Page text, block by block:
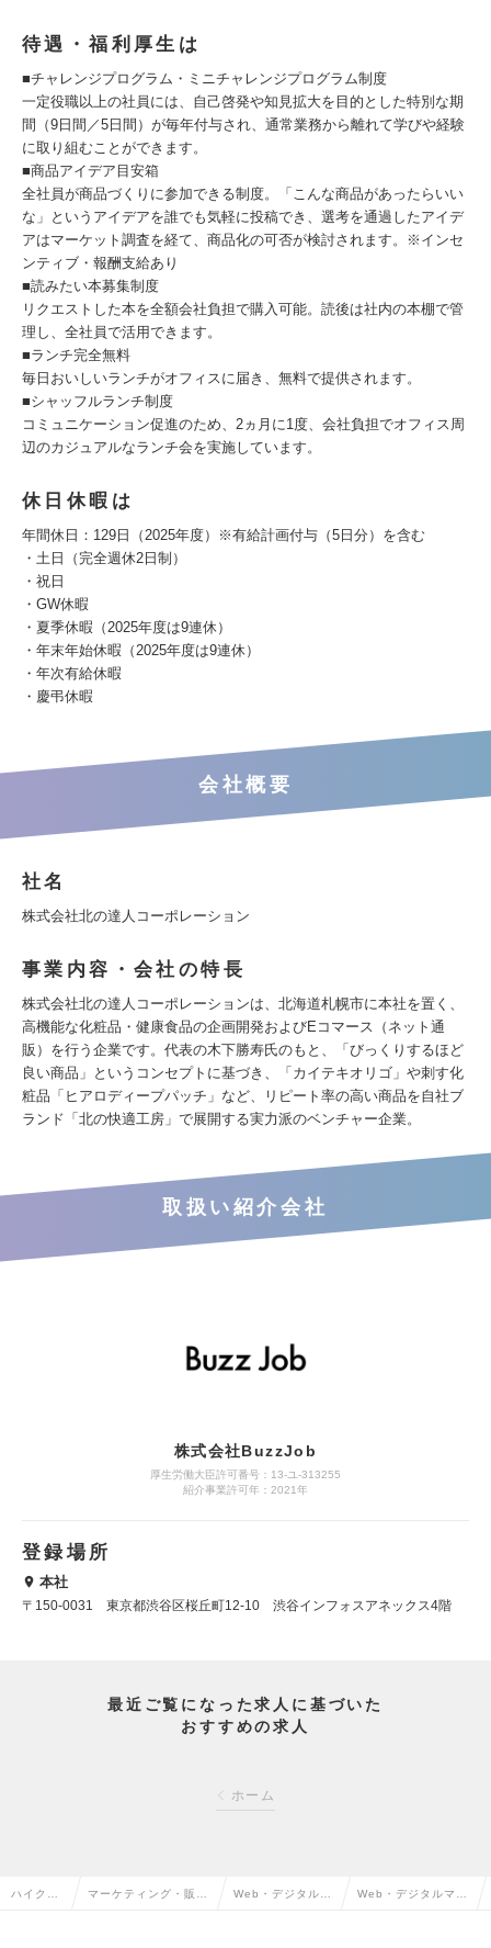
待遇・福利厚生は
■チャレンジプログラム・ミニチャレンジプログラム制度
一定役職以上の社員には、自己啓発や知見拡大を目的とした特別な期
間（9日間／5日間）が毎年付与され、通常業務から離れて学びや経験
に取り組むことができます。
■商品アイデア目安箱
全社員が商品づくりに参加できる制度。「こんな商品があったらいい
な」というアイデアを誰でも気軽に投稿でき、選考を通過したアイデ
アはマーケット調査を経て、商品化の可否が検討されます。※インセ
ンティブ・報酬支給あり
■読みたい本募集制度
リクエストした本を全額会社負担で購入可能。読後は社内の本棚で管
理し、全社員で活用できます。
■ランチ完全無料
毎日おいしいランチがオフィスに届き、無料で提供されます。
■シャッフルランチ制度
コミュニケーション促進のため、2ヵ月に1度、会社負担でオフィス周
辺のカジュアルなランチ会を実施しています。
休日休暇は
年間休日：129日（2025年度）※有給計画付与（5日分）を含む
・土日（完全週休2日制）
・祝日
・GW休暇
・夏季休暇（2025年度は9連休）
・年末年始休暇（2025年度は9連休）
・年次有給休暇
・慶弔休暇
会社概要
社名
株式会社北の達人コーポレーション
事業内容・会社の特長
株式会社北の達人コーポレーションは、北海道札幌市に本社を置く、
高機能な化粧品・健康食品の企画開発およびEコマース（ネット通
販）を行う企業です。代表の木下勝寿氏のもと、「びっくりするほど
良い商品」というコンセプトに基づき、「カイテキオリゴ」や刺す化
粧品「ヒアロディープパッチ」など、リピート率の高い商品を自社ブ
ランド「北の快適工房」で展開する実力派のベンチャー企業。
取扱い紹介会社
株式会社BuzzJob
厚生労働大臣許可番号：13-ユ-313255
紹介事業許可年：2021年
登録場所
本社
〒150-0031 東京都渋谷区桜丘町12-10 渋谷インフォスアネックス4階
最近ご覧になった求人に基づいた
おすすめの求人
ホーム
ハイクラ マーケティング・販促 Web・デジタルマ Web・デジタルマー